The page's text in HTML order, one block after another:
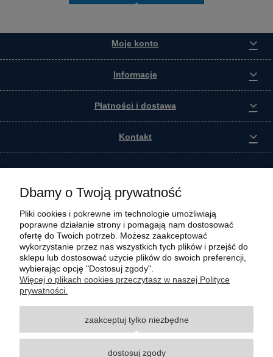
Moje konto
Informacje
Płatności i dostawa
Kontakt
Wszystkie materiały graficzne i zdjęciowe zamieszczone na stronie internetowej polmasz.pl
są prawnie chronione i stanowią własność intelektualną polmasz.pl. Jakiekolwiek
z zastrzeżeniem korzystania o charakterze niekomercyjnym dla użytku osobistego, ze
wskazaniem źródła. Nazwy Carraro, Case, Cat, Caterpillar, Dana Spicer, Doosan, Komatsu,
znakami towarowymi odpowiednich producentów oryginalnego sprzętu. Wszystkie nazwy,
Dbamy o Twoją prywatność
Pliki cookies i pokrewne im technologie umożliwiają
poprawne działanie strony i pomagają nam dostosować
ofertę do Twoich potrzeb. Możesz zaakceptować
wykorzystanie przez nas wszystkich tych plików i przejść do
sklepu lub dostosować użycie plików do swoich preferencji,
wybierając opcję "Dostosuj zgody".
Więcej o plikach cookies przeczytasz w naszej Polityce
prywatności.
zaakceptuj tylko niezbędne
dostosuj zgody